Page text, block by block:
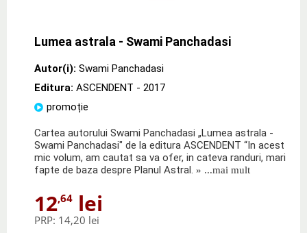
Lumea astrala - Swami Panchadasi
Autor(i): Swami Panchadasi
Editura: ASCENDENT - 2017
promoție
Cartea autorului Swami Panchadasi „Lumea astrala -
Swami Panchadasi" de la editura ASCENDENT “In acest
mic volum, am cautat sa va ofer, in cateva randuri, mari
fapte de baza despre Planul Astral. » ...mai mult
12,64 lei
PRP: 14,20 lei